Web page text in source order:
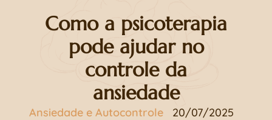
Como a psicoterapia
pode ajudar no
controle da
ansiedade
Ansiedade e Autocontrole
20/07/2025